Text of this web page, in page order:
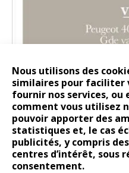
Nous utilisons des
similaires pour faciliter
fournir nos services, ou
comment vous utilisez
pouvoir apporter des
statistiques et, le cas
publicités, y compris
centres d’intérêt, sous
consentement.